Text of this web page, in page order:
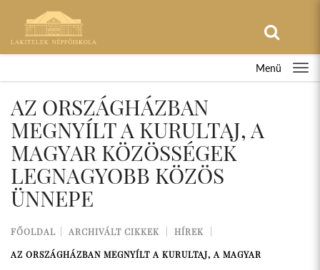
Menü
AZ ORSZÁGHÁZBAN
MEGNYÍLT A KURULTAJ, A
MAGYAR KÖZÖSSÉGEK
LEGNAGYOBB KÖZÖS
ÜNNEPE
FŐOLDAL ARCHIVÁLT CIKKEK
HÍREK
AZ ORSZÁGHÁZBAN MEGNYÍLT A KURULTAJ, A MAGYAR